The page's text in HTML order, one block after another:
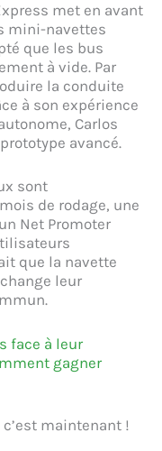
met en avant
mini-navettes
que les bus
à vide. Par
la conduite
à son expérience
Carlos
avancé.
sont
de rodage, une
Net Promoter
que la navette
leur
face à leur
gagner
maintenant !